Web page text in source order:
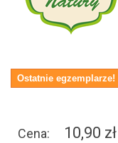
Ostatnie egzemplarze!
Cena: 10,90 zł